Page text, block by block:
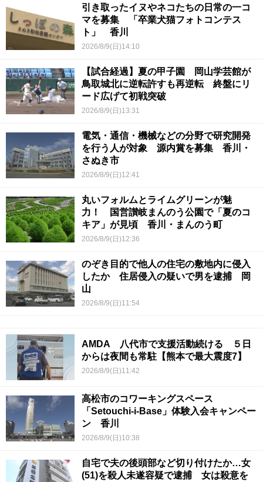
引き取ったイヌやネコたちの日常の一コ
マを募集 「卒業犬猫フォトコンテス
ト」 香川
2026/8/9(日)14:10
【試合経過】夏の甲子園 岡山学芸館が
鳥取城北に逆転許すも再逆転 終盤にリ
ード広げて初戦突破
2026/8/9(日)13:31
電気・通信・機械などの分野で研究開発
を行う人が対象 源内賞を募集 香川・
さぬき市
2026/8/9(日)12:41
丸いフォルムとライムグリーンが魅
力！ 国営讃岐まんのう公園で「夏のコ
キア」が見頃 香川・まんのう町
2026/8/9(日)12:36
のぞき目的で他人の住宅の敷地内に侵入
したか 住居侵入の疑いで男を逮捕 岡
山
2026/8/9(日)11:54
AMDA 八代市で支援活動続ける ５日
からは夜間も常駐【熊本で最大震度7】
2026/8/9(日)11:42
高松市のコワーキングスペース
「Setouchi-i-Base」体験入会キャンペー
ン 香川
2026/8/9(日)10:38
自宅で夫の後頭部など切り付けたか…女
(51)を殺人未遂容疑で逮捕 女は殺意を